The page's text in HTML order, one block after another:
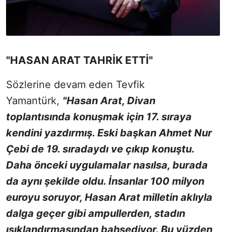
"HASAN ARAT TAHRİK ETTİ"
Sözlerine devam eden Tevfik
Yamantürk, "Hasan Arat, Divan
toplantısında konuşmak için 17. sıraya
kendini yazdırmış. Eski başkan Ahmet Nur
Çebi de 19. sıradaydı ve çıkıp konuştu.
Daha önceki uygulamalar nasılsa, burada
da aynı şekilde oldu. İnsanlar 100 milyon
euroyu soruyor, Hasan Arat milletin aklıyla
dalga geçer gibi ampullerden, stadın
ışıklandırmasından bahsediyor. Bu yüzden